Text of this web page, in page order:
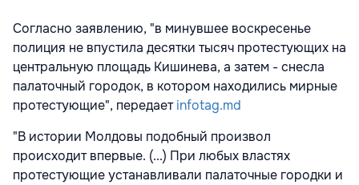
Согласно заявлению, "в минувшее воскресенье
полиция не впустила десятки тысяч протестующих на
центральную площадь Кишинева, а затем - снесла
палаточный городок, в котором находились мирные
протестующие", передаетinfotag.md
"В истории Молдовы подобный произвол
происходит впервые. (...) При любых властях
протестующие устанавливали палаточные городки и